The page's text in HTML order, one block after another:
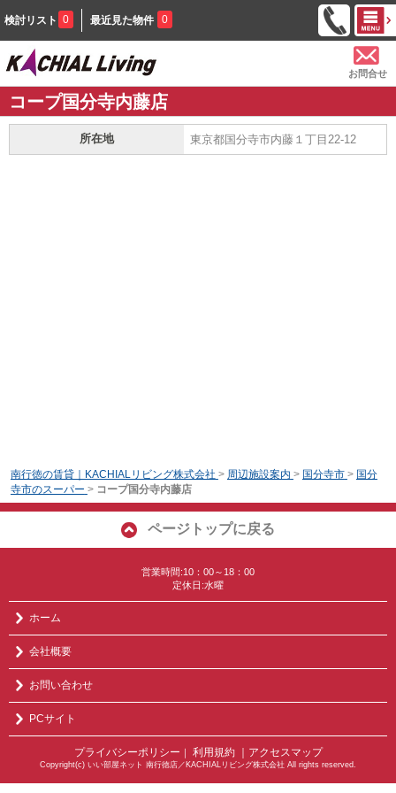
検討リスト 0 最近見た物件 0
お問合せ
コープ国分寺内藤店
所在地 東京都国分寺市内藤１丁目22-12
南行徳の賃貸｜KACHIALリビング株式会社 > 周辺施設案内 > 国分寺市 > 国分
寺市のスーパー > コープ国分寺内藤店
ページトップに戻る
営業時間:10：00～18：00
定休日:水曜
ホーム
会社概要
お問い合わせ
PCサイト
プライバシーポリシー ｜ 利用規約 ｜アクセスマップ
Copyright(c) いい部屋ネット 南行徳店／KACHIALリビング株式会社 All rights reserved.